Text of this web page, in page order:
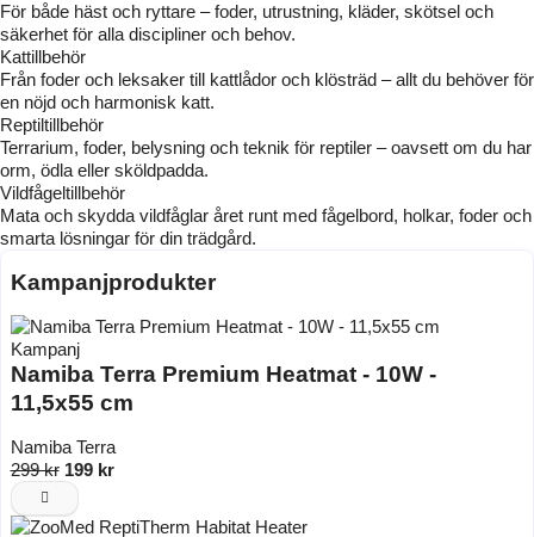
För både häst och ryttare – foder, utrustning, kläder, skötsel och
säkerhet för alla discipliner och behov.
Kattillbehör
Från foder och leksaker till kattlådor och klösträd – allt du behöver för
en nöjd och harmonisk katt.
Reptiltillbehör
Terrarium, foder, belysning och teknik för reptiler – oavsett om du har
orm, ödla eller sköldpadda.
Vildfågeltillbehör
Mata och skydda vildfåglar året runt med fågelbord, holkar, foder och
smarta lösningar för din trädgård.
Kampanjprodukter
Kampanj
Namiba Terra Premium Heatmat - 10W -
11,5x55 cm
Namiba Terra
299 kr 199 kr